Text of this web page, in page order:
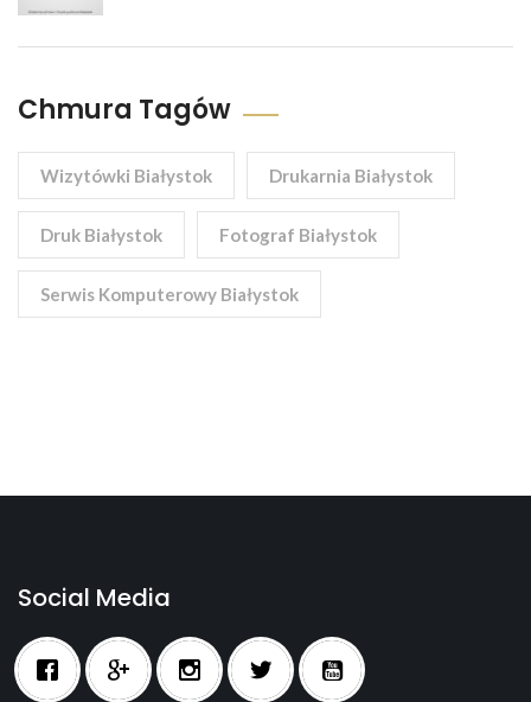
Chmura Tagów
Wizytówki Białystok Drukarnia Białystok
Druk Białystok Fotograf Białystok
Serwis Komputerowy Białystok
Social Media